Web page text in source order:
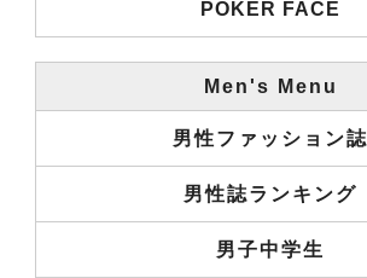
POKER FACE
Men's Menu
男性ファッション誌
男性誌ランキング
男子中学生